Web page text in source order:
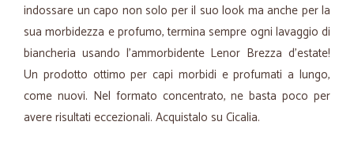
indossare un capo non solo per il suo look ma anche per la
sua morbidezza e profumo, termina sempre ogni lavaggio di
biancheria usando l’ammorbidente Lenor Brezza d'estate!
Un prodotto ottimo per capi morbidi e profumati a lungo,
come nuovi. Nel formato concentrato, ne basta poco per
avere risultati eccezionali. Acquistalo su Cicalia.